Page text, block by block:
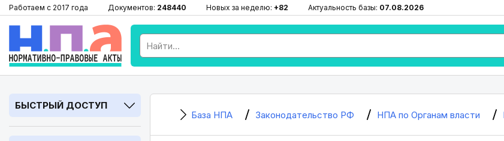
Работаем с 2017 года Документов: 248440 Новых за неделю: +82 Актуальность базы: 07.08.2026
БЫСТРЫЙ ДОСТУП
База НПА Законодательство РФ НПА по Органам власти